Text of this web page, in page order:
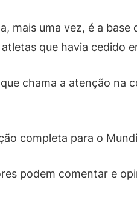
mais uma vez, é a
que havia cedido
chama a atenção na
completa para o
podem comentar e